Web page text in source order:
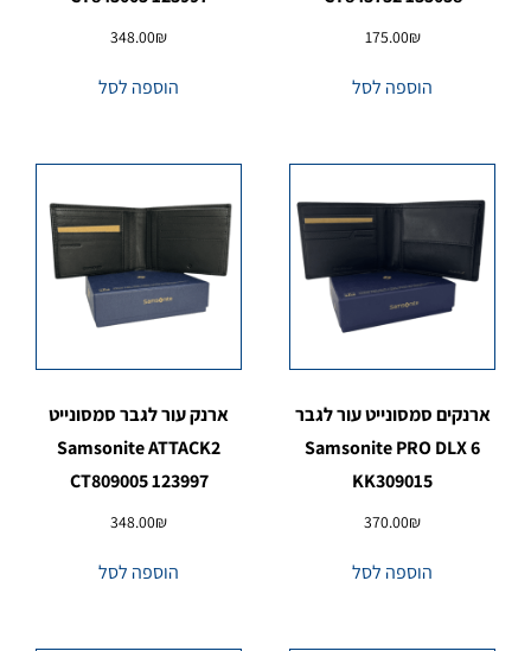
175.00₪
הוספה לסל
348.00₪
הוספה לסל
ארנקים סמסונייט עור לגבר
Samsonite PRO DLX 6
KK309015
370.00₪
הוספה לסל
ארנק עור לגבר סמסונייט
Samsonite ATTACK2
CT809005 123997
348.00₪
הוספה לסל